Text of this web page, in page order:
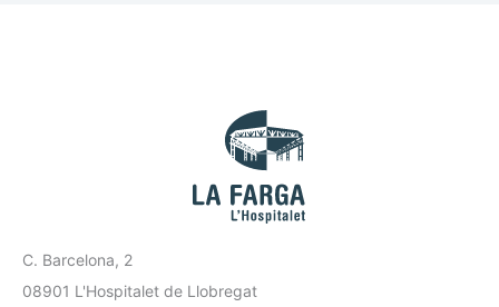
C. Barcelona, 2
08901 L'Hospitalet de Llobregat